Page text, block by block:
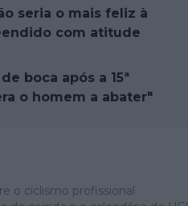
seria o mais feliz à
com atitude
boca após a 15ª
o homem a abater"
o ciclismo profissional